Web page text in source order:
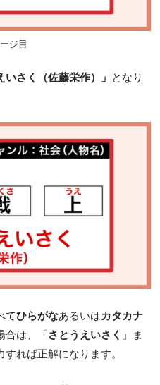
ジ目
いさく（佐藤栄作）」 となり
てひらがなあるいはカタカナ
合は、「 さとうえいさく 」ま
すれば正解になります。